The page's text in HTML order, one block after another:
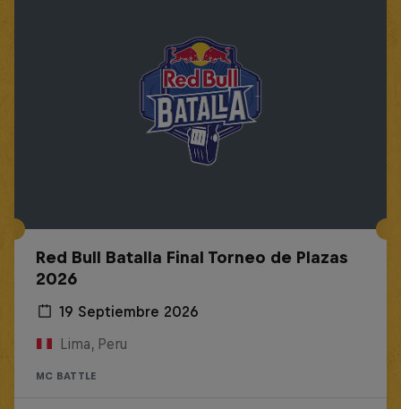
Red Bull Batalla Final Torneo de Plazas
2026
19 Septiembre 2026
Lima, Peru
MC BATTLE